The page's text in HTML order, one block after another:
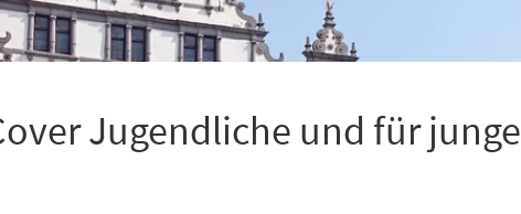
Jugendliche und für junge